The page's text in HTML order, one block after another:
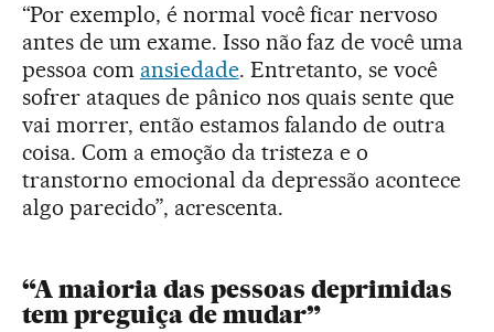
“Por exemplo, é normal você ficar nervoso
antes de um exame. Isso não faz de você uma
pessoa com ansiedade. Entretanto, se você
sofrer ataques de pânico nos quais sente que
vai morrer, então estamos falando de outra
coisa. Com a emoção da tristeza e o
transtorno emocional da depressão acontece
algo parecido”, acrescenta.
“A maioria das pessoas deprimidas
tem preguiça de mudar”